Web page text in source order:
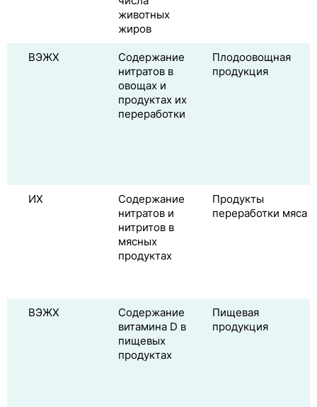
животных
жиров
ВЭЖХ
Содержание
нитратов в
овощах и
продуктах их
переработки
Плодоовощная
продукция
ИХ
Содержание
нитратов и
нитритов в
мясных
продуктах
Продукты
переработки мяса
ВЭЖХ
Содержание
витамина D в
пищевых
продуктах
Пищевая
продукция